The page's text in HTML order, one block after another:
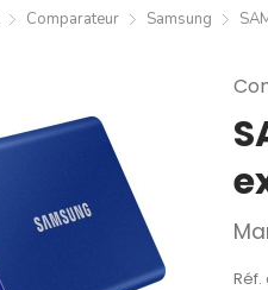
Comparateur Samsung
Réf.